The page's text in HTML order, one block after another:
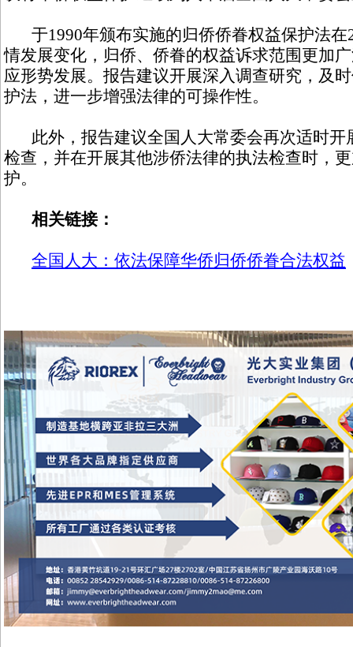
于1990年颁布实施的归侨侨眷权益保护法在
情发展变化，归侨、侨眷的权益诉求范围更加
应形势发展。报告建议开展深入调查研究，及
护法，进一步增强法律的可操作性。
此外，报告建议全国人大常委会再次适时开
检查，并在开展其他涉侨法律的执法检查时，
护。
相关链接：
全国人大：依法保障华侨归侨侨眷合法权益